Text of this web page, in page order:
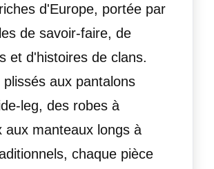
d'Europe, portée par
de savoir-faire, de
et d'histoires de clans.
plissés aux pantalons
leg, des robes à
aux manteaux longs à
chaque pièce